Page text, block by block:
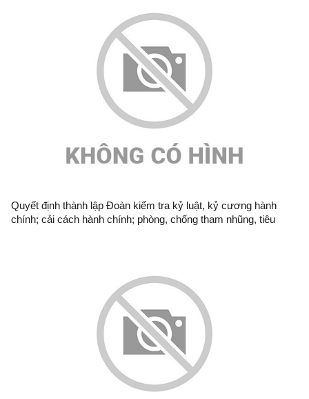
Quyết định thành lập Đoàn kiểm tra kỷ luật, kỷ cương hành
chính; cải cách hành chính; phòng, chống tham nhũng, tiêu